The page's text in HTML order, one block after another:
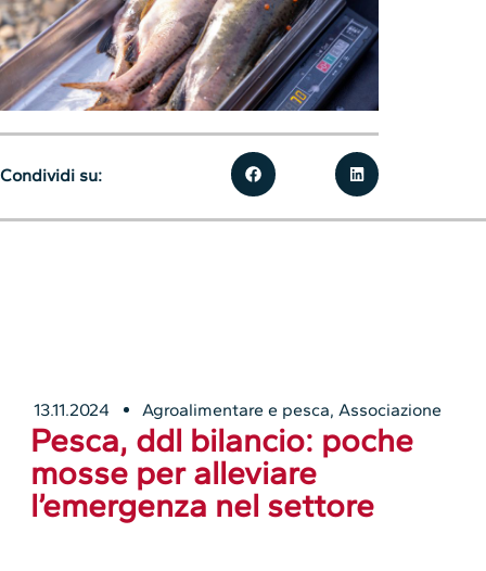
13.11.2024 Agroalimentare e pesca, Associazione
Pesca, ddl bilancio: poche
mosse per alleviare
l’emergenza nel settore
Condividi su: